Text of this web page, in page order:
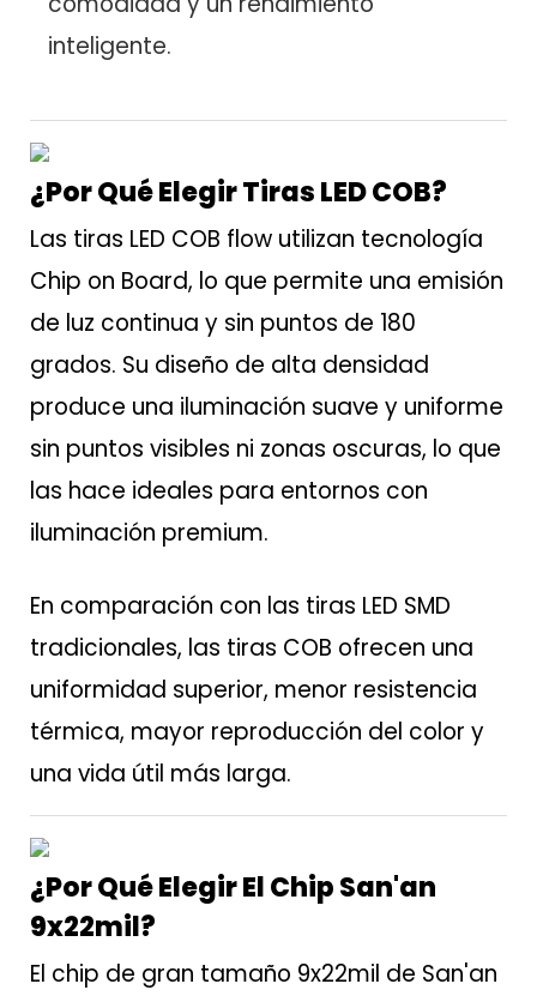
inteligente.
¿Por Qué Elegir Tiras LED COB?
Las tiras LED COB flow utilizan tecnología
Chip on Board, lo que permite una emisión
de luz continua y sin puntos de 180
grados. Su diseño de alta densidad
produce una iluminación suave y uniforme
sin puntos visibles ni zonas oscuras, lo que
las hace ideales para entornos con
iluminación premium.
En comparación con las tiras LED SMD
tradicionales, las tiras COB ofrecen una
uniformidad superior, menor resistencia
térmica, mayor reproducción del color y
una vida útil más larga.
¿Por Qué Elegir El Chip San'an
9x22mil?
El chip de gran tamaño 9x22mil de San'an